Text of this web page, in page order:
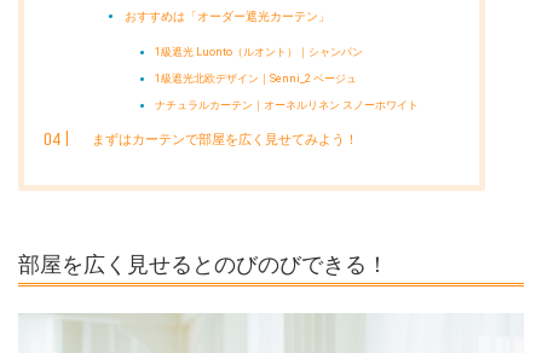
おすすめは「オーダー遮光カーテン」
1級遮光 Luonto（ルオント）｜シャンパン
1級遮光北欧デザイン｜Senni_2 ベージュ
ナチュラルカーテン｜オーネルリネン スノーホワイト
まずはカーテンで部屋を広く見せてみよう！
部屋を広く見せるとのびのびできる！